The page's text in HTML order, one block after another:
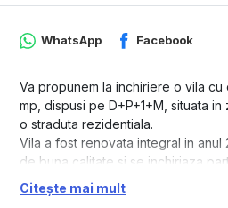
WhatsApp Facebook
Va propunem la inchiriere o vila
mp, dispusi pe D+P+1+M, situata
o straduta rezidentiala.
Vila a fost renovata integral in anul
de buna calitate si se inchiriaza
Imobilul mai dispune si de o curte
de parcare, unul in curte si unul in
Citește mai mult